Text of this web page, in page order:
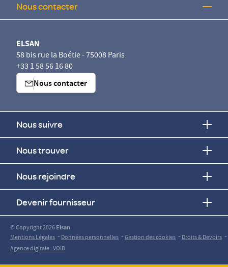
Nous contacter
ELSAN
58 bis rue la Boétie - 75008 Paris
+33 1 58 56 16 80
Nous contacter
Nous suivre
Nous trouver
Nous rejoindre
Devenir fournisseur
© Copyright 2026Elsan
Mentions Légales -Données personnelles -Gestion des cookies -Droits & Devoirs -
Agence digitale : VOID